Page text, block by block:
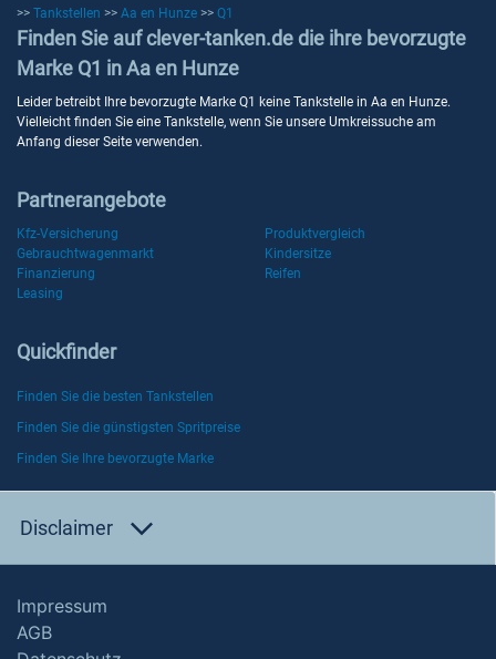
>> Tankstellen >> Aa en Hunze >> Q1
Finden Sie auf clever-tanken.de die ihre bevorzugte
Marke Q1 in Aa en Hunze
Leider betreibt Ihre bevorzugte Marke Q1 keine Tankstelle in Aa en Hunze.
Vielleicht finden Sie eine Tankstelle, wenn Sie unsere Umkreissuche am
Anfang dieser Seite verwenden.
Partnerangebote
Kfz-Versicherung
Produktvergleich
Gebrauchtwagenmarkt
Kindersitze
Finanzierung
Reifen
Leasing
Quickfinder
Finden Sie die besten Tankstellen
Finden Sie die günstigsten Spritpreise
Finden Sie Ihre bevorzugte Marke
Disclaimer
Impressum
AGB